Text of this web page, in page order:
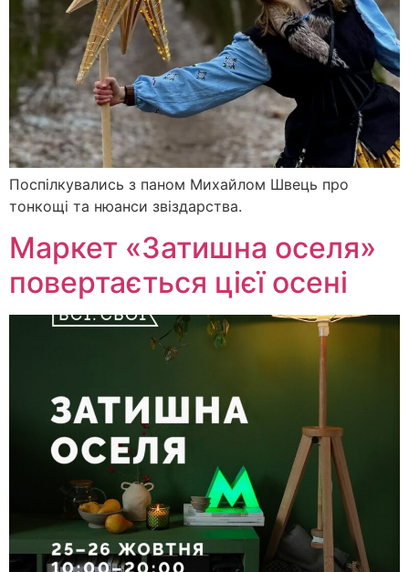
Поспілкувались з паном Михайлом Швець про
тонкощі та нюанси звіздарства.
Маркет «Затишна оселя»
повертається цієї осені